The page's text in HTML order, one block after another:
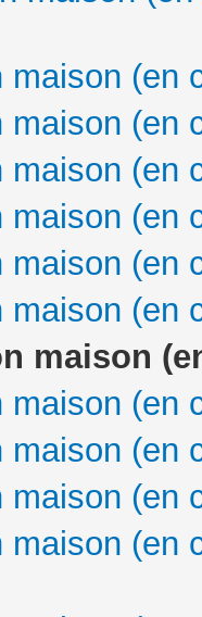
maison (en
maison (en
maison (en
maison (en
maison (en
maison (en
maison
maison (en
maison (en
maison (en
maison (en